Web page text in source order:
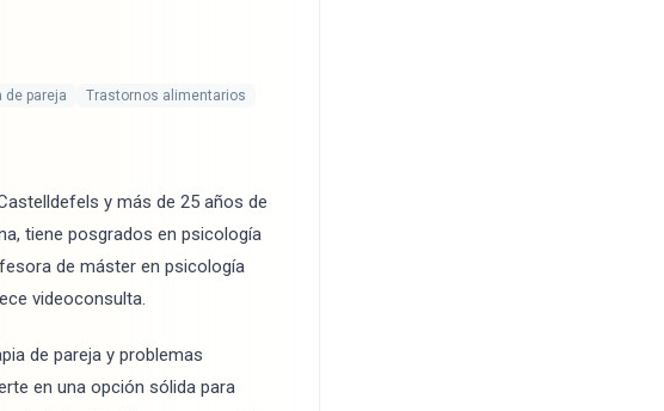
de pareja
Trastornos alimentarios
y más de 25 años de
tiene posgrados en psicología
de máster en psicología
videoconsulta.
de pareja y problemas
en una opción sólida para